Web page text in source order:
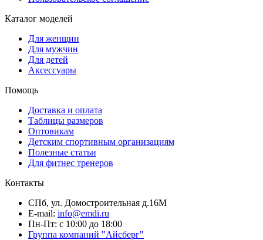
Каталог моделей
Для женщин
Для мужчин
Для детей
Аксессуары
Помощь
Доставка и оплата
Таблицы размеров
Оптовикам
Детским спортивным организациям
Полезные статьи
Для фитнес тренеров
Контакты
СПб, ул. Домостроительная д.16М
E-mail: info@emdi.ru
Пн-Пт: с 10:00 до 18:00
Группа компаний "Айсберг"